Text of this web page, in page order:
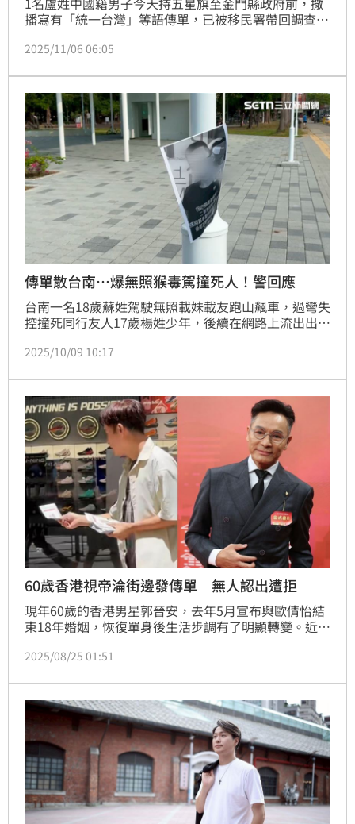
播寫有「統一台灣」等語傳單，已被移民署帶回調查。
動，將依法驅逐出境。
2025/11/06 06:05
傳單散台南⋯爆無照猴毒駕撞死人！警回應
台南一名18歲蘇姓駕駛無照載妹載友跑山飆車，過彎失
控撞死同行友人17歲楊姓少年，後續在網路上流出出事
起眾人撻伐；近日，蘇姓駕駛長相被印成傳單四處張
後，立即到場撤除，張貼者恐已違反妨害秘密罪，至於
蘇男是否毒駕，新化分局已採尿送驗，尚待調查結果出
爐。
2025/10/09 10:17
60歲香港視帝淪街邊發傳單 無人認出遭拒
現年60歲的香港男星郭晉安，去年5月宣布與歐倩怡結
束18年婚姻，恢復單身後生活步調有了明顯轉變。近日
到卻都認不出，不少人低頭快步閃避，讓這位三屆視帝
2025/08/25 01:51